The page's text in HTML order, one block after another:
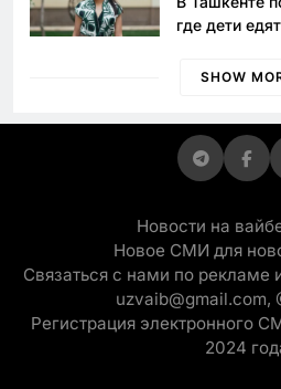
где дети
просить
SHOW
Новости на
Новое СМИ для
Связаться с нами по
uzvaib@gmail.com,
Регистрация электронного
2024